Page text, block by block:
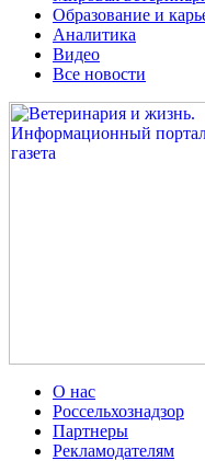
Образование и
Аналитика
Видео
Все новости
О нас
Россельхознадзор
Партнеры
Рекламодателям